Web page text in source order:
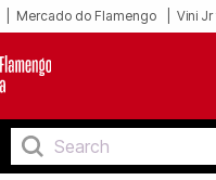
Mercado do Flamengo Vini